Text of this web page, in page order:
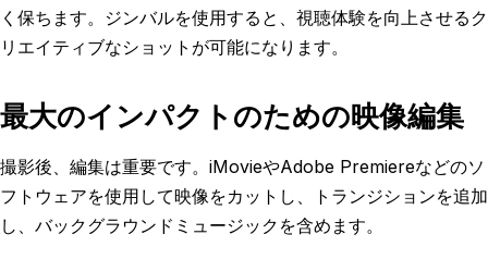
く保ちます。ジンバルを使用すると、視聴体験を向上させるク
リエイティブなショットが可能になります。
最大のインパクトのための映像編集
撮影後、編集は重要です。iMovieやAdobe Premiereなどのソ
フトウェアを使用して映像をカットし、トランジションを追加
し、バックグラウンドミュージックを含めます。